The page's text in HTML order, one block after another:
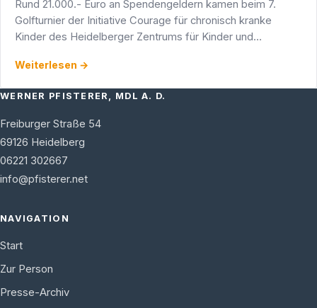
Rund 21.000.- Euro an Spendengeldern kamen beim 7.
Golfturnier der Initiative Courage für chronisch kranke
Kinder des Heidelberger Zentrums für Kinder und
Golfclub …
Weiterlesen →
WERNER PFISTERER, MDL A. D.
Freiburger Straße 54
69126 Heidelberg
06221 302667
info@pfisterer.net
NAVIGATION
Start
Zur Person
Presse-Archiv